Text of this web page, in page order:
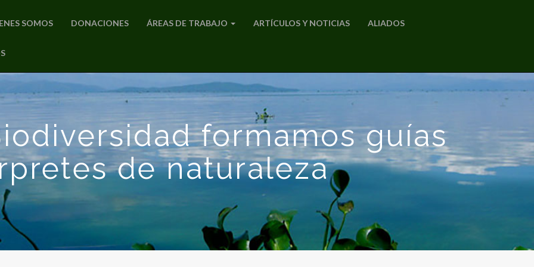
SOMOS DONACIONES ÁREAS DE TRABAJO ARTÍCULOS Y NOTICIAS ALIADOS
formamos guías
de naturaleza